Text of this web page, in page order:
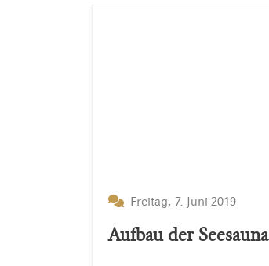
Freitag, 7. Juni 2019
Aufbau der Seesauna